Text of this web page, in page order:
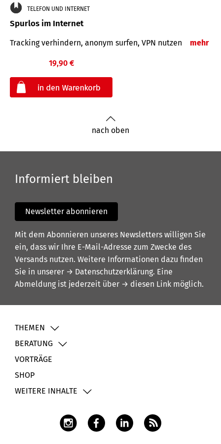
TELEFON UND INTERNET
Spurlos im Internet
Tracking verhindern, anonym surfen, VPN nutzen mehr
19,90 €
nach oben
Informiert bleiben
Newsletter abonnieren
Mit dem Abonnieren unseres Newsletters willigen Sie
ein, dass wir Ihre E-Mail-Adresse zum Zwecke des
Versands nutzen. Weitere Informationen dazu finden
Sie in unserer → Datenschutzerklärung. Eine
Abmeldung ist jederzeit über → diesen Link möglich.
THEMEN
BERATUNG
VORTRÄGE
SHOP
WEITERE INHALTE